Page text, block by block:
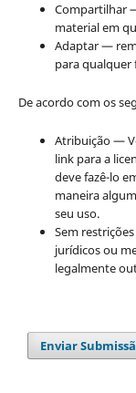
Compartilhar
material em
Adaptar —
para qualquer
De acordo com os
Atribuição —
link para a
deve fazê-lo
maneira
seu uso.
Sem
jurídicos ou
legalmente
Enviar